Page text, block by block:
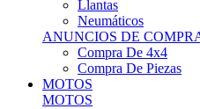
ANUNCIOS DE COMPRA
Compra De 4x4
Compra De Piezas
MOTOS
MOTOS
Motos De Circuito